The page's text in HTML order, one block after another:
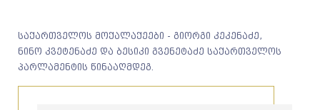
საქართველოს მოქალაქეები - გიორგი კეკენაძე,
ნინო კვეტენაძე და ბესიკი გვენეტაძე საქართველოს
პარლამენტის წინააღმდეგ.